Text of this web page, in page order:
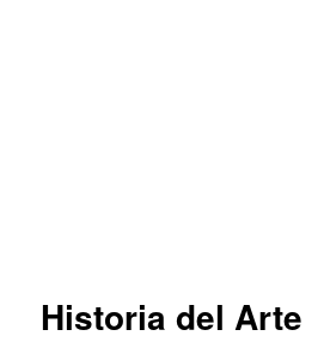
Historia del Arte